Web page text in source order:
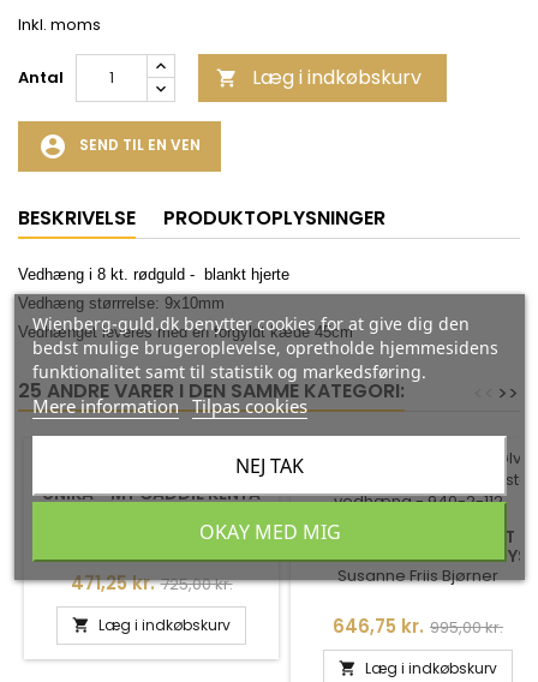
Inkl. moms
Antal  Læg i indkøbskurv
account_circle SEND TIL EN VEN
BESKRIVELSE PRODUKTOPLYSNINGER
Vedhæng i 8 kt. rødguld - blankt hjerte
Vedhæng størrrelse: 9x10mm
Vedhænget leveres med en forgyldt kæde 45cm
25 ANDRE VARER I DEN SAMME KATEGORI: >>
UNIKA - MY CADDIE KENYA
Pris
471,25 kr.Normalpris
725,00 kr.
 Læg i indkøbskurv
HALSKÆDE I FORGYLDT
SØLV MED KUGLER OG LYS
PINK KRYSTAL VEDHÆNG -
Susanne Friis Bjørner
Pris
646,75 kr. Normalpris
995,00 kr.
 Læg i indkøbskurv
Wienberg-guld.dk benytter cookies for at give dig den
bedst mulige brugeroplevelse, opretholde hjemmesidens
funktionalitet samt til statistik og markedsføring.
Mere information Tilpas cookies
NEJ TAK
OKAY MED MIG